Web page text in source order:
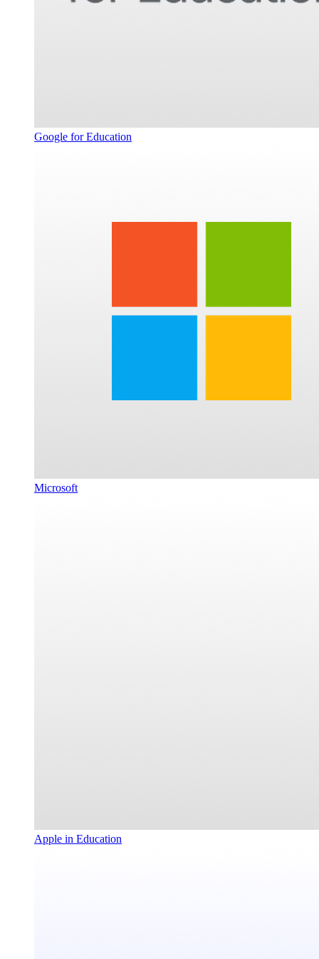
Google for Education
Microsoft
Apple in Education